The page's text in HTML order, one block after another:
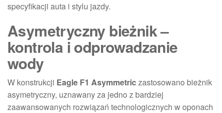
specyfikacji auta i stylu jazdy.
Asymetryczny bieżnik –
kontrola i odprowadzanie
wody
W konstrukcji Eagle F1 Asymmetric zastosowano bieżnik
asymetryczny, uznawany za jedno z bardziej
zaawansowanych rozwiązań technologicznych w oponach